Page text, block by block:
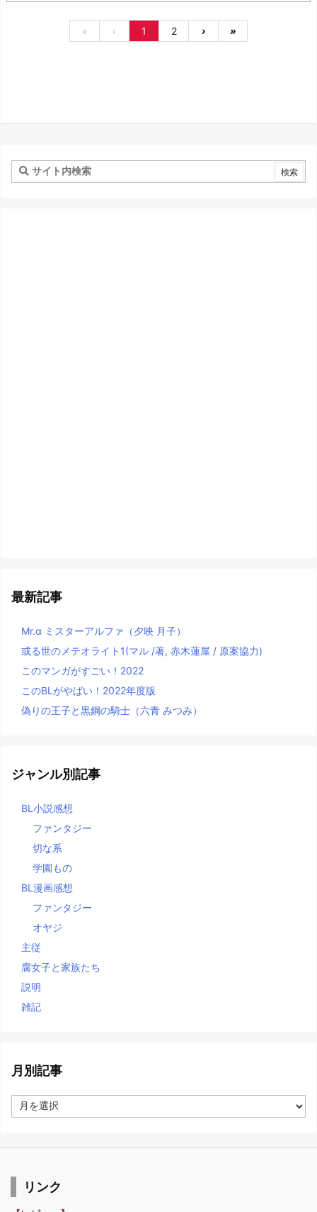
« ‹ 1 2 › »
最新記事
Mr.α ミスターアルファ（夕映 月子）
或る世のメテオライト1(マル /著, 赤木蓮屋 / 原案協力)
このマンガがすごい！2022
このBLがやばい！2022年度版
偽りの王子と黒鋼の騎士（六青 みつみ）
ジャンル別記事
BL小説感想
ファンタジー
切な系
学園もの
BL漫画感想
ファンタジー
オヤジ
主従
腐女子と家族たち
説明
雑記
月別記事
別
リンク